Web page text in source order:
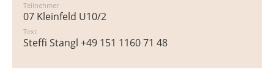
Teilnehmer
07 Kleinfeld U10/2
Text
Steffi Stangl +49 151 1160 71 48